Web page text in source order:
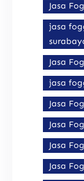
Jasa
jasa
Jasa
jasa
Jasa
Jasa
Jasa
Jasa